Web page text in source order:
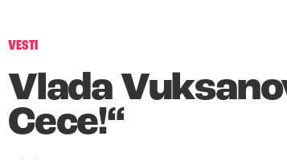
VESTI
Vlada
Cece!“